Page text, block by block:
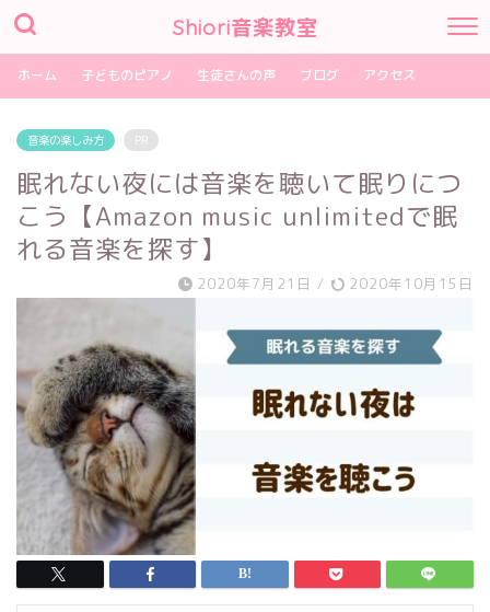
Shiori音楽教室
ホーム 子どものピアノ 生徒さんの声 ブログ アクセス
音楽の楽しみ方 PR
眠れない夜には音楽を聴いて眠りにつ
こう【Amazon music unlimitedで眠
れる音楽を探す】
2020年7月21日 / 2020年10月15日